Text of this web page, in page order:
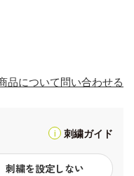
品について問い合わせる
刺繍ガイド
刺繍を設定しない